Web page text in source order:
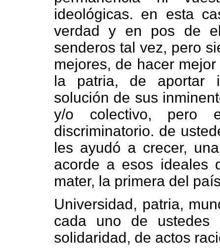
ideológicas. en esta
verdad y en pos de
senderos tal vez, pero
mejores, de hacer
la patria, de aportar
solución de sus
y/o colectivo, pero
discriminatorio. de
les ayudó a crecer,
acorde a esos ideales
mater, la primera del
Universidad, patria,
cada uno de ustedes
solidaridad, de actos